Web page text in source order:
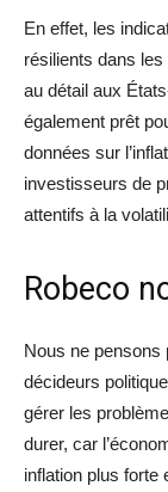
En effet, les
résilients dans
au détail aux
également prêt
données sur
investisseurs de
attentifs à la
Robeco
Nous ne pensons
décideurs
gérer les
durer, car
inflation plus forte